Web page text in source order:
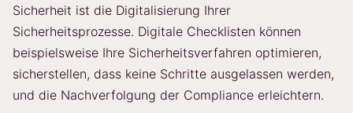
Sicherheit ist die Digitalisierung Ihrer
Sicherheitsprozesse. Digitale Checklisten können
beispielsweise Ihre Sicherheitsverfahren optimieren,
sicherstellen, dass keine Schritte ausgelassen werden,
und die Nachverfolgung der Compliance erleichtern.